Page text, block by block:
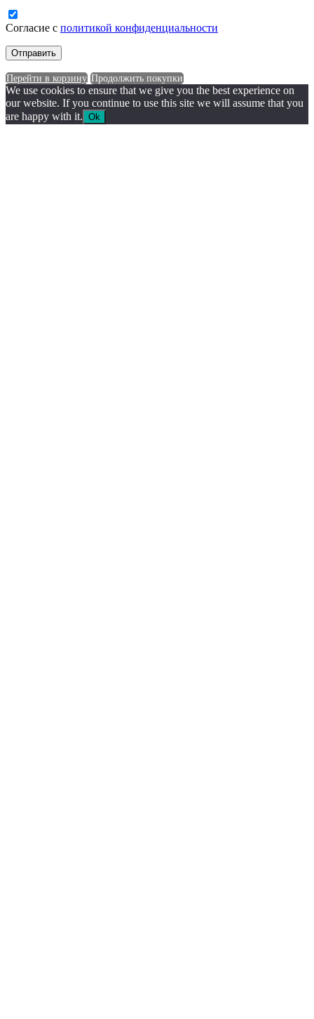
Согласие с политикой конфиденциальности
Перейти в корзину Продолжить покупки
We use cookies to ensure that we give you the best experience on
our website. If you continue to use this site we will assume that you
are happy with it. Ok